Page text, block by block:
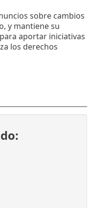
sobre cambios
y mantiene su
aportar iniciativas
los derechos